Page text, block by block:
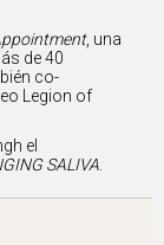
, una
de 40
co-
Legion of
el
SALIVA